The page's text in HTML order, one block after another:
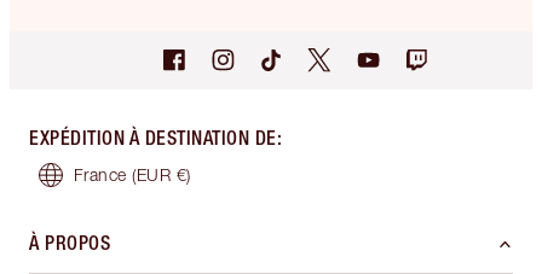
EXPÉDITION À DESTINATION DE:
France (EUR €)
À PROPOS